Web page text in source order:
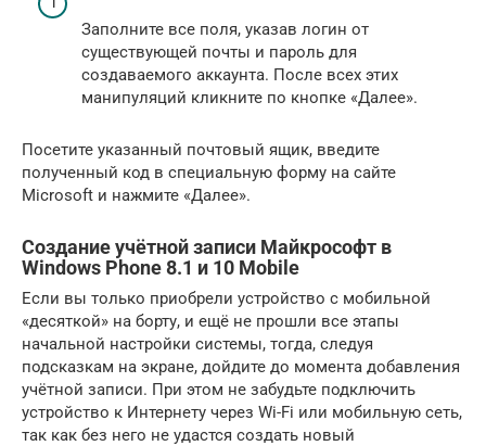
Заполните все поля, указав логин от
существующей почты и пароль для
создаваемого аккаунта. После всех этих
манипуляций кликните по кнопке «Далее».
Посетите указанный почтовый ящик, введите
полученный код в специальную форму на сайте
Microsoft и нажмите «Далее».
Создание учётной записи Майкрософт в
Windows Phone 8.1 и 10 Mobile
Если вы только приобрели устройство с мобильной
«десяткой» на борту, и ещё не прошли все этапы
начальной настройки системы, тогда, следуя
подсказкам на экране, дойдите до момента добавления
учётной записи. При этом не забудьте подключить
устройство к Интернету через Wi-Fi или мобильную сеть,
так как без него не удастся создать новый